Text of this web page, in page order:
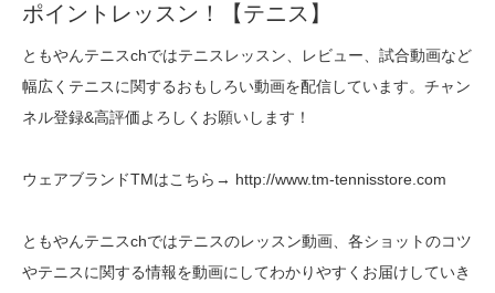
ポイントレッスン！【テニス】
ともやんテニスchではテニスレッスン、レビュー、試合動画など
幅広くテニスに関するおもしろい動画を配信しています。チャン
ネル登録&高評価よろしくお願いします！
ウェアブランドTMはこちら→ http://www.tm-tennisstore.com
ともやんテニスchではテニスのレッスン動画、各ショットのコツ
やテニスに関する情報を動画にしてわかりやすくお届けしていき